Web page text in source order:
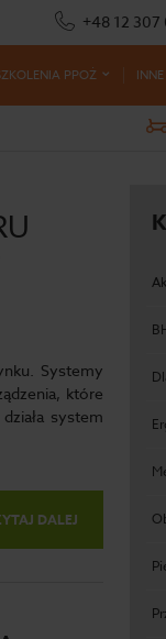
+48 12 307
PPOŻ
Systemy
które
system
DALEJ